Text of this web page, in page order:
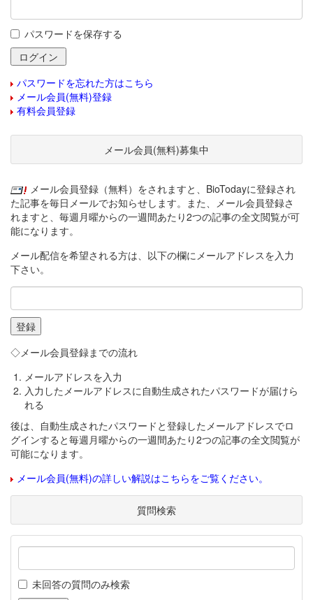
パスワードを保存する
パスワードを忘れた方はこちら
メール会員(無料)登録
有料会員登録
メール会員(無料)募集中
メール会員登録（無料）をされますと、BioTodayに登録され
た記事を毎日メールでお知らせします。また、メール会員登録さ
れますと、毎週月曜からの一週間あたり2つの記事の全文閲覧が可
能になります。
メール配信を希望される方は、以下の欄にメールアドレスを入力
下さい。
◇メール会員登録までの流れ
メールアドレスを入力
入力したメールアドレスに自動生成されたパスワードが届けら
れる
後は、自動生成されたパスワードと登録したメールアドレスでロ
グインすると毎週月曜からの一週間あたり2つの記事の全文閲覧が
可能になります。
メール会員(無料)の詳しい解説はこちらをご覧ください。
質問検索
未回答の質問のみ検索